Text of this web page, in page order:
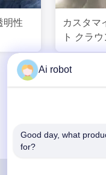
明性
カスタマ
ト クラ
ンベース
Ai robot
Good day, what
for?